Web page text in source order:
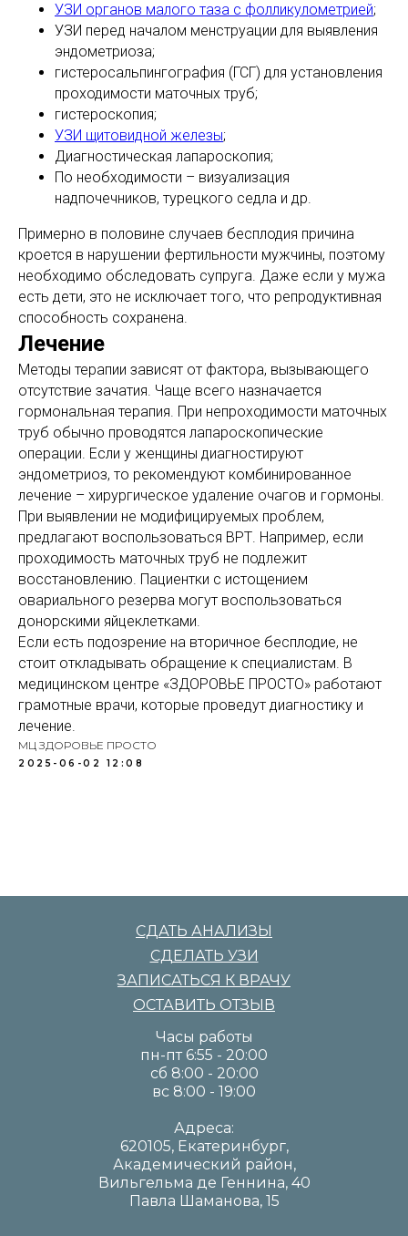
УЗИ органов малого таза с фолликулометрией;
УЗИ перед началом менструации для выявления
эндометриоза;
гистеросальпингография (ГСГ) для установления
проходимости маточных труб;
гистероскопия;
УЗИ щитовидной железы;
Диагностическая лапароскопия;
По необходимости – визуализация
надпочечников, турецкого седла и др.
Примерно в половине случаев бесплодия причина
кроется в нарушении фертильности мужчины, поэтому
необходимо обследовать супруга. Даже если у мужа
есть дети, это не исключает того, что репродуктивная
способность сохранена.
Лечение
Методы терапии зависят от фактора, вызывающего
отсутствие зачатия. Чаще всего назначается
гормональная терапия. При непроходимости маточных
труб обычно проводятся лапароскопические
операции. Если у женщины диагностируют
эндометриоз, то рекомендуют комбинированное
лечение – хирургическое удаление очагов и гормоны.
При выявлении не модифицируемых проблем,
предлагают воспользоваться ВРТ. Например, если
проходимость маточных труб не подлежит
восстановлению. Пациентки с истощением
овариального резерва могут воспользоваться
донорскими яйцеклетками.
Если есть подозрение на вторичное бесплодие, не
стоит откладывать обращение к специалистам. В
медицинском центре «ЗДОРОВЬЕ ПРОСТО» работают
грамотные врачи, которые проведут диагностику и
лечение.
МЦ ЗДОРОВЬЕ ПРОСТО
2025-06-02 12:08
СДАТЬ АНАЛИЗЫ
СДЕЛАТЬ УЗИ
ЗАПИСАТЬСЯ К ВРАЧУ
ОСТАВИТЬ ОТЗЫВ
Часы работы
пн-пт 6:55 - 20:00
сб 8:00 - 20:00
вс 8:00 - 19:00
Адреса:
620105, Екатеринбург,
Академический район,
Вильгельма де Геннина, 40
Павла Шаманова, 15